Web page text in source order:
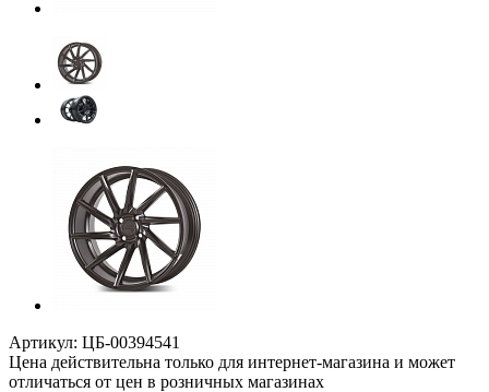
Артикул: ЦБ-00394541
Цена действительна только для интернет-магазина и может
отличаться от цен в розничных магазинах